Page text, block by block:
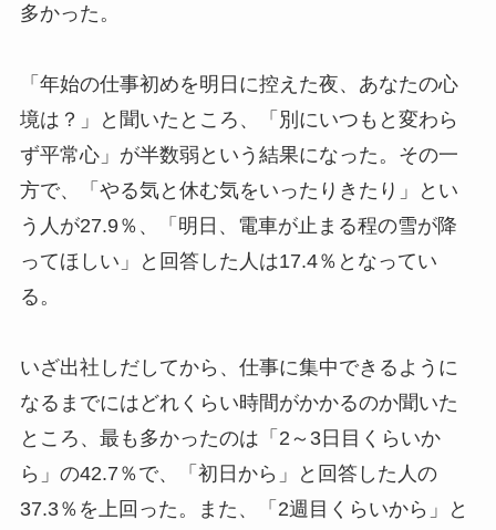
多かった。
「年始の仕事初めを明日に控えた夜、あなたの心
境は？」と聞いたところ、「別にいつもと変わら
ず平常心」が半数弱という結果になった。その一
方で、「やる気と休む気をいったりきたり」とい
う人が27.9％、「明日、電車が止まる程の雪が降
ってほしい」と回答した人は17.4％となってい
る。
いざ出社しだしてから、仕事に集中できるように
なるまでにはどれくらい時間がかかるのか聞いた
ところ、最も多かったのは「2～3日目くらいか
ら」の42.7％で、「初日から」と回答した人の
37.3％を上回った。また、「2週目くらいから」と